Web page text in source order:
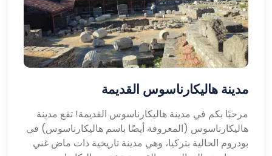
مدينة هاليكارناسوس القديمة
مرحبًا بكم في مدينة هاليكارناسوس القديمة! تقع مدينة
هاليكارناسوس (المعروفة أيضًا باسم هاليكارناسوس) في
بودروم الحالية بتركيا، وهي مدينة تاريخية ذات ماض غني